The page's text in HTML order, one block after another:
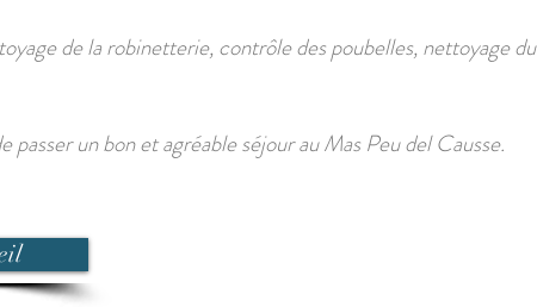
de la robinetterie, contrôle des poubelles, nettoyage du
un bon et agréable séjour au Mas Peu del Causse.